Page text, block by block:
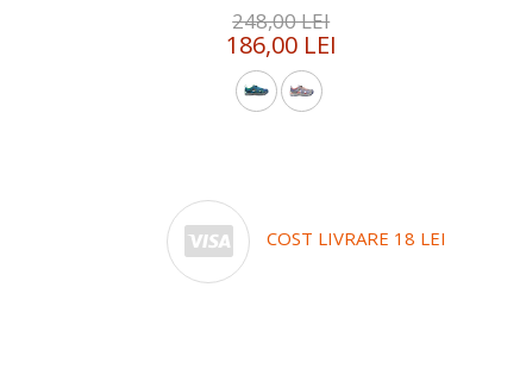
248,00 LEI
186,00 LEI
COST LIVRARE 18 LEI